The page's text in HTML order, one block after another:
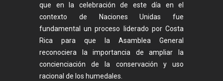
que en la celebración de este día en el
contexto de Naciones Unidas fue
fundamental un proceso liderado por Costa
Rica para que la Asamblea General
reconociera la importancia de ampliar la
concienciación de la conservación y uso
racional de los humedales.